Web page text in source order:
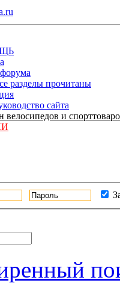
разделы прочитаны
сайта
велосипедов и